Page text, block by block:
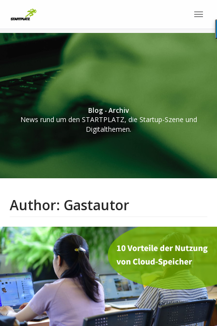
Blog - Archiv
News rund um den STARTPLATZ, die Startup-Szene und
Digitalthemen.
Author: Gastautor